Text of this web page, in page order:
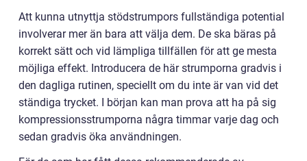
Att kunna utnyttja stödstrumpors fullständiga potential
involverar mer än bara att välja dem. De ska bäras på
korrekt sätt och vid lämpliga tillfällen för att ge mesta
möjliga effekt. Introducera de här strumporna gradvis i
den dagliga rutinen, speciellt om du inte är van vid det
ständiga trycket. I början kan man prova att ha på sig
kompressionsstrumporna några timmar varje dag och
sedan gradvis öka användningen.